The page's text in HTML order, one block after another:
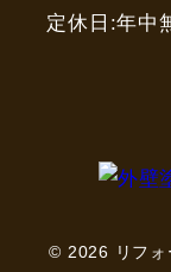
定休日:年中
© 2026 リフォ